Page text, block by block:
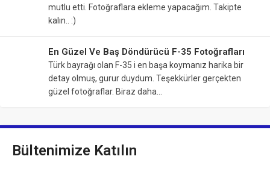
mutlu etti. Fotoğraflara ekleme yapacağım. Takipte
kalın.. :)
En Güzel Ve Baş Döndürücü F-35 Fotoğrafları
Türk bayrağı olan F-35 i en başa koymanız harika bir
detay olmuş, gurur duydum. Teşekkürler gerçekten
güzel fotoğraflar. Biraz daha…
Bültenimize Katılın